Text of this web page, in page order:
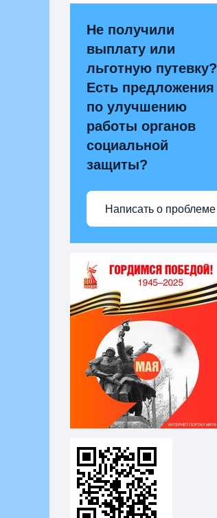
Не получили
выплату или
льготную путевку?
Есть предложения
по улучшению
работы органов
социальной
защиты?
Написать о проблеме